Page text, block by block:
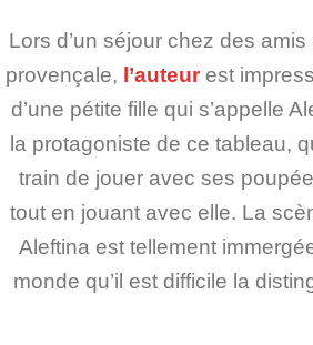
Lors d’un séjour chez des
provençale, l’auteurest
d’une pétite fille qui s’appelle
la protagoniste de ce tableau,
train de jouer avec ses
tout en jouant avec elle. La
Aleftina est tellement
monde qu’il est difficile la